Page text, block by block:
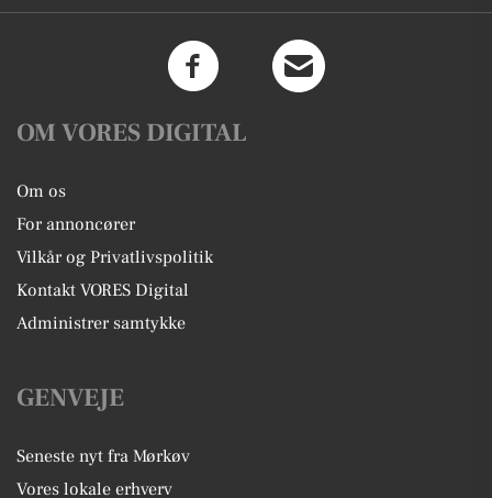
OM VORES DIGITAL
Om os
For annoncører
Vilkår og Privatlivspolitik
Kontakt VORES Digital
Administrer samtykke
GENVEJE
Seneste nyt fra Mørkøv
Vores lokale erhverv